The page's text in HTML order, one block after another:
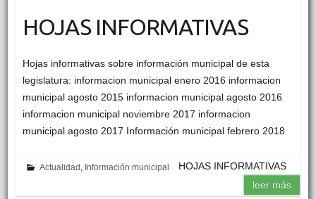
HOJAS INFORMATIVAS
Hojas informativas sobre información municipal de esta
legislatura: informacion municipal enero 2016 informacion
municipal agosto 2015 informacion municipal agosto 2016
informacion municipal noviembre 2017 informacion
municipal agosto 2017 Información municipal febrero 2018
Actualidad , Información municipal
HOJAS INFORMATIVAS
leer más